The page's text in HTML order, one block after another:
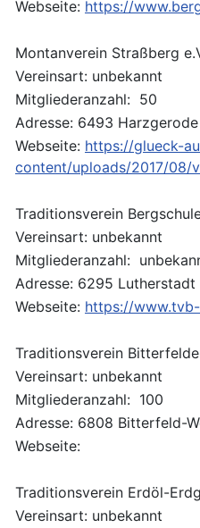
Webseite: https://
Montanverein Straßberg
Vereinsart: unbekannt
Mitgliederanzahl: 50
Adresse: 6493
Webseite: https://glueck-
content/uploads/2017/08/
Traditionsverein
Vereinsart: unbekannt
Mitgliederanzahl:
Adresse: 6295 Lutherstadt
Webseite: https://
Traditionsverein
Vereinsart: unbekannt
Mitgliederanzahl: 100
Adresse: 6808 Bitterfeld-
Webseite:
Traditionsverein Erdöl-
Vereinsart: unbekannt